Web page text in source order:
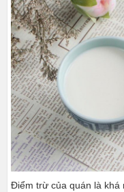
Điểm trừ của quán là khá